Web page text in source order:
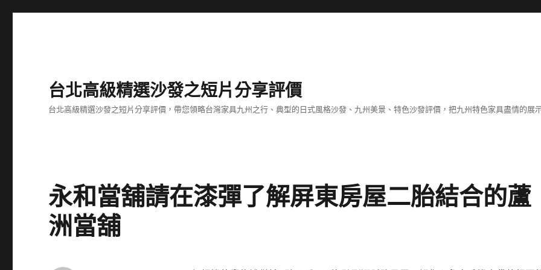
台北高級精選沙發之短片分享評價
台北高級精選沙發之短片分享評價，帶您領略台灣家具九州之行、典型的日式風格沙發、九州美景、特色沙發評價，把九州特色家具盡情的展
永和當舖請在漆彈了解屏東房屋二胎結合的蘆
洲當舖